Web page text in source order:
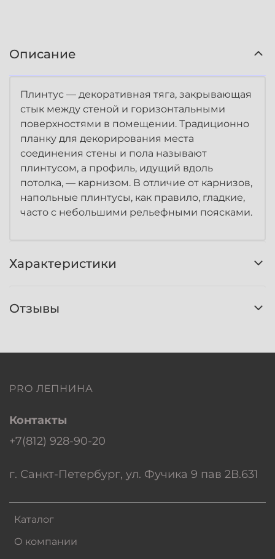
Описание
Плинтус — декоративная тяга, закрывающая
стык между стеной и горизонтальными
поверхностями в помещении. Традиционно
планку для декорирования места
соединения стены и пола называют
плинтусом, а профиль, идущий вдоль
потолка, — карнизом. В отличие от карнизов,
напольные плинтусы, как правило, гладкие,
часто с небольшими рельефными поясками.
Характеристики
Отзывы
PRO ЛЕПНИНА
Каталог
О компании
Контакты
+7(812) 928-90-20
г. Санкт-Петербург, ул. Фучика 9 пав 2В.631